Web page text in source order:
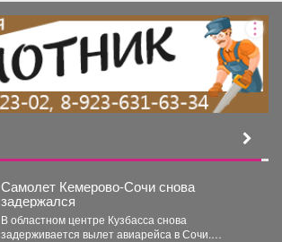
Самолет Кемерово-Сочи снова
задержался
В областном центре Кузбасса снова
задерживается вылет авиарейса в Сочи.